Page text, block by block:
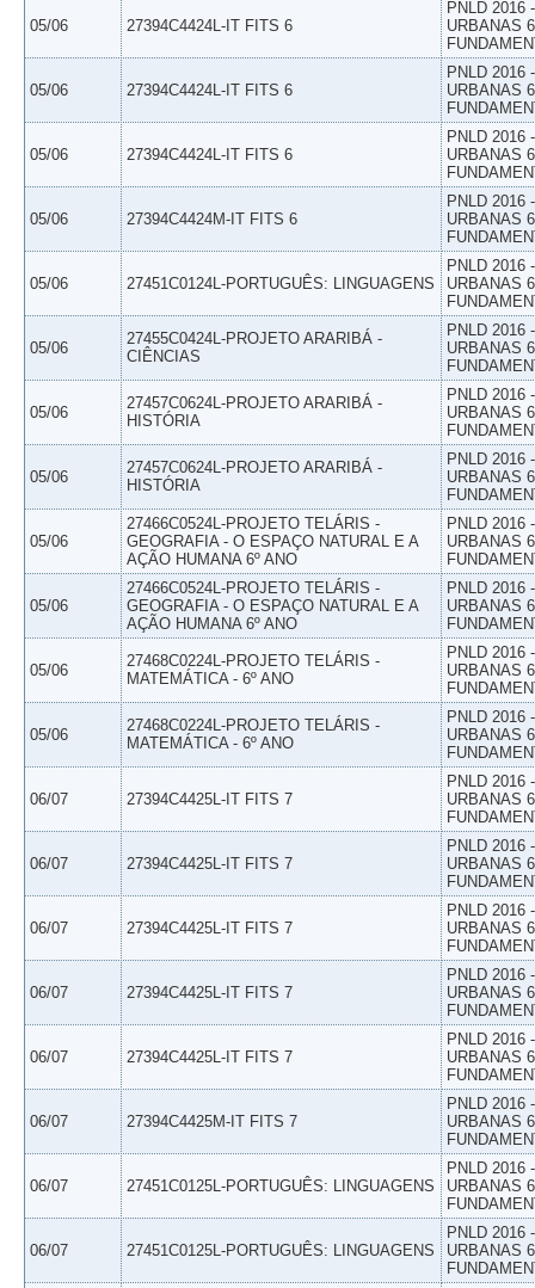
05/06 27394C4424L-IT FITS 6
PNLD 2016
URBANAS
05/06 27394C4424L-IT FITS 6
PNLD 2016
URBANAS
05/06 27394C4424L-IT FITS 6
PNLD 2016
URBANAS
05/06 27394C4424M-IT FITS 6
PNLD 2016
URBANAS
05/06 27451C0124L-PORTUGUÊS: LINGUAGENS
PNLD 2016
URBANAS
05/06
27455C0424L-PROJETO ARARIBÁ -
CIÊNCIAS
PNLD 2016
URBANAS
05/06
27457C0624L-PROJETO ARARIBÁ -
HISTÓRIA
PNLD 2016
URBANAS
05/06
27457C0624L-PROJETO ARARIBÁ -
HISTÓRIA
PNLD 2016
URBANAS
05/06
27466C0524L-PROJETO TELÁRIS -
GEOGRAFIA - O ESPAÇO NATURAL E A
AÇÃO HUMANA 6º ANO
PNLD 2016
URBANAS
05/06
27466C0524L-PROJETO TELÁRIS -
GEOGRAFIA - O ESPAÇO NATURAL E A
AÇÃO HUMANA 6º ANO
PNLD 2016
URBANAS
05/06
27468C0224L-PROJETO TELÁRIS -
MATEMÁTICA - 6º ANO
PNLD 2016
URBANAS
05/06
27468C0224L-PROJETO TELÁRIS -
MATEMÁTICA - 6º ANO
PNLD 2016
URBANAS
06/07 27394C4425L-IT FITS 7
PNLD 2016
URBANAS
06/07 27394C4425L-IT FITS 7
PNLD 2016
URBANAS
06/07 27394C4425L-IT FITS 7
PNLD 2016
URBANAS
06/07 27394C4425L-IT FITS 7
PNLD 2016
URBANAS
06/07 27394C4425L-IT FITS 7
PNLD 2016
URBANAS
06/07 27394C4425M-IT FITS 7
PNLD 2016
URBANAS
06/07 27451C0125L-PORTUGUÊS: LINGUAGENS
PNLD 2016
URBANAS
06/07 27451C0125L-PORTUGUÊS: LINGUAGENS
PNLD 2016
URBANAS